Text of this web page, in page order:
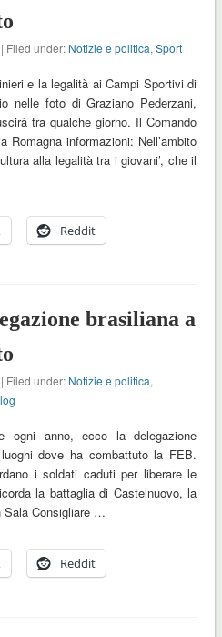
| Filed under: Notizie e politica,Sport
e la legalità ai Campi Sportivi di
nelle foto di Graziano Pederzani,
tra qualche giorno. Il Comando
Romagna informazioni: Nell’ambito
alla legalità tra i giovani’, che il
Reddit
brasiliana a
| Filed under: Notizie e politica,
ogni anno, ecco la delegazione
dove ha combattuto la FEB.
i soldati caduti per liberare le
la battaglia di Castelnuovo, la
Sala Consigliare …
Reddit